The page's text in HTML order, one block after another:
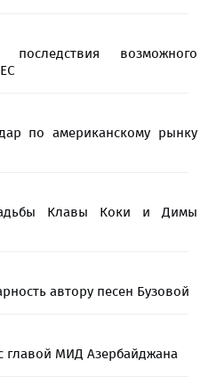
возможного
по американскому рынку
Клавы Коки и Димы
автору песен Бузовой
главой МИД Азербайджана